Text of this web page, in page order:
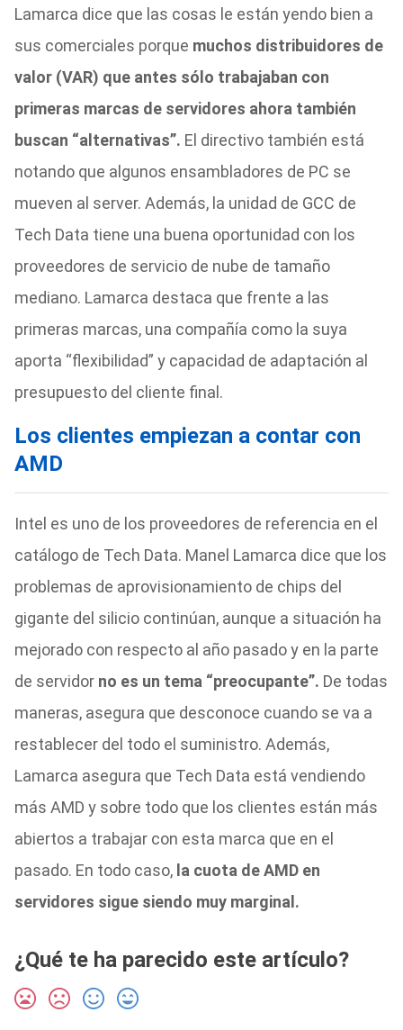
Lamarca dice que las cosas le están yendo bien a
sus comerciales porque muchos distribuidores de
valor (VAR) que antes sólo trabajaban con
primeras marcas de servidores ahora también
buscan “alternativas”. El directivo también está
notando que algunos ensambladores de PC se
mueven al server. Además, la unidad de GCC de
Tech Data tiene una buena oportunidad con los
proveedores de servicio de nube de tamaño
mediano. Lamarca destaca que frente a las
primeras marcas, una compañía como la suya
aporta “flexibilidad” y capacidad de adaptación al
presupuesto del cliente final.
Los clientes empiezan a contar con
AMD
Intel es uno de los proveedores de referencia en el
catálogo de Tech Data. Manel Lamarca dice que los
problemas de aprovisionamiento de chips del
gigante del silicio continúan, aunque a situación ha
mejorado con respecto al año pasado y en la parte
de servidor no es un tema “preocupante”. De todas
maneras, asegura que desconoce cuando se va a
restablecer del todo el suministro. Además,
Lamarca asegura que Tech Data está vendiendo
más AMD y sobre todo que los clientes están más
abiertos a trabajar con esta marca que en el
pasado. En todo caso, la cuota de AMD en
servidores sigue siendo muy marginal.
¿Qué te ha parecido este artículo?